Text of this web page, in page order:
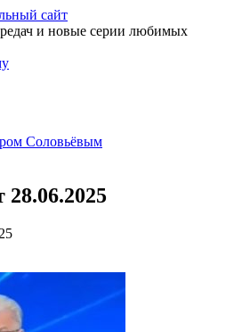
сайт
и новые серии любимых
Соловьёвым
28.06.2025